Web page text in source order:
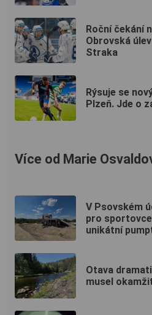
Roční čekání
Obrovská
Straka
Rýsuje se
Plzeň. Jde o
Více od Marie
V Psovském
pro
unikátní
Otava
musel